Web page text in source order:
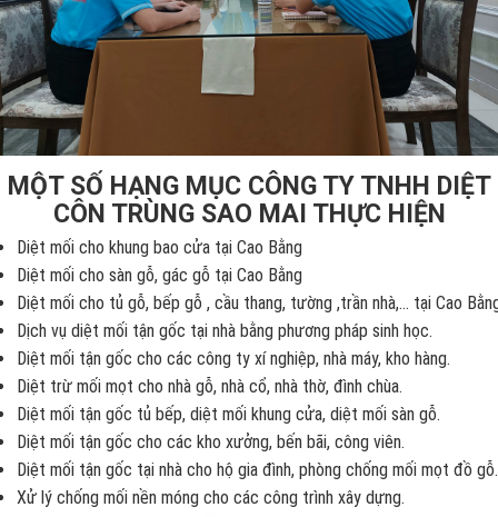
MỘT SỐ HẠNG MỤC CÔNG TY TNHH DIỆT
CÔN TRÙNG SAO MAI THỰC HIỆN
Diệt mối cho khung bao cửa tại Cao Bằng
Diệt mối cho sàn gỗ, gác gỗ tại Cao Bằng
Diệt mối cho tủ gỗ, bếp gỗ , cầu thang, tường ,trần nhà,... tại Cao
Dịch vụ diệt mối tận gốc tại nhà bằng phương pháp sinh học.
Diệt mối tận gốc cho các công ty xí nghiệp, nhà máy, kho hàng.
Diệt trừ mối mọt cho nhà gỗ, nhà cổ, nhà thờ, đình chùa.
Diệt mối tận gốc tủ bếp, diệt mối khung cửa, diệt mối sàn gỗ.
Diệt mối tận gốc cho các kho xưởng, bến bãi, công viên.
Diệt mối tận gốc tại nhà cho hộ gia đình, phòng chống mối mọt đồ gỗ.
Xử lý chống mối nền móng cho các công trình xây dựng.